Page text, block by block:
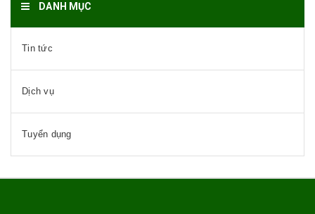
DANH MỤC
Tin tức
Dịch vụ
Tuyển dụng